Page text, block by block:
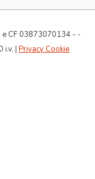
e CF 03873070134 - -
i.v. | Privacy Cookie